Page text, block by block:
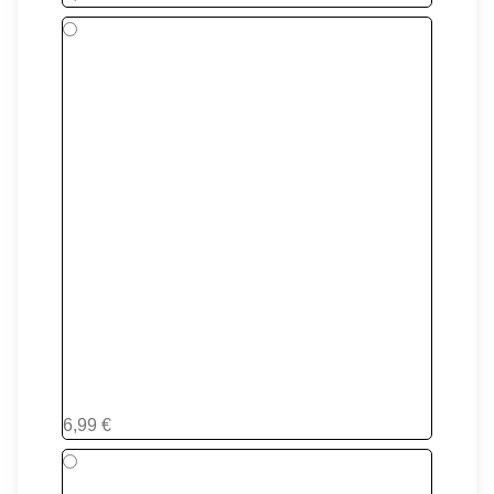
Rosty
6,99 €